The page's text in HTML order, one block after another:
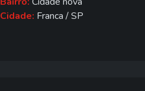
Cidade: Franca / SP